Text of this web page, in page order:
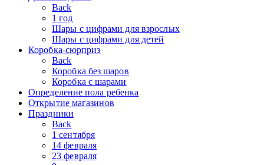
Back
1 год
Шары с цифрами для взрослых
Шары с цифрами для детей
Коробка-сюрприз
Back
Коробка без шаров
Коробка с шарами
Определение пола ребенка
Открытие магазинов
Праздники
Back
1 сентября
14 февраля
23 февраля